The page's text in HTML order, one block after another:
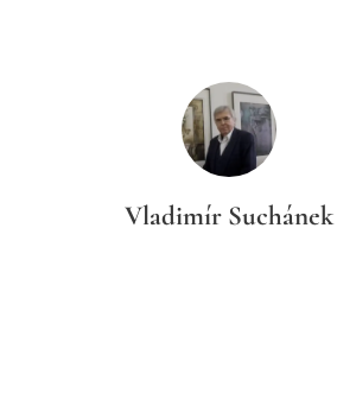
Vladimír Suchánek